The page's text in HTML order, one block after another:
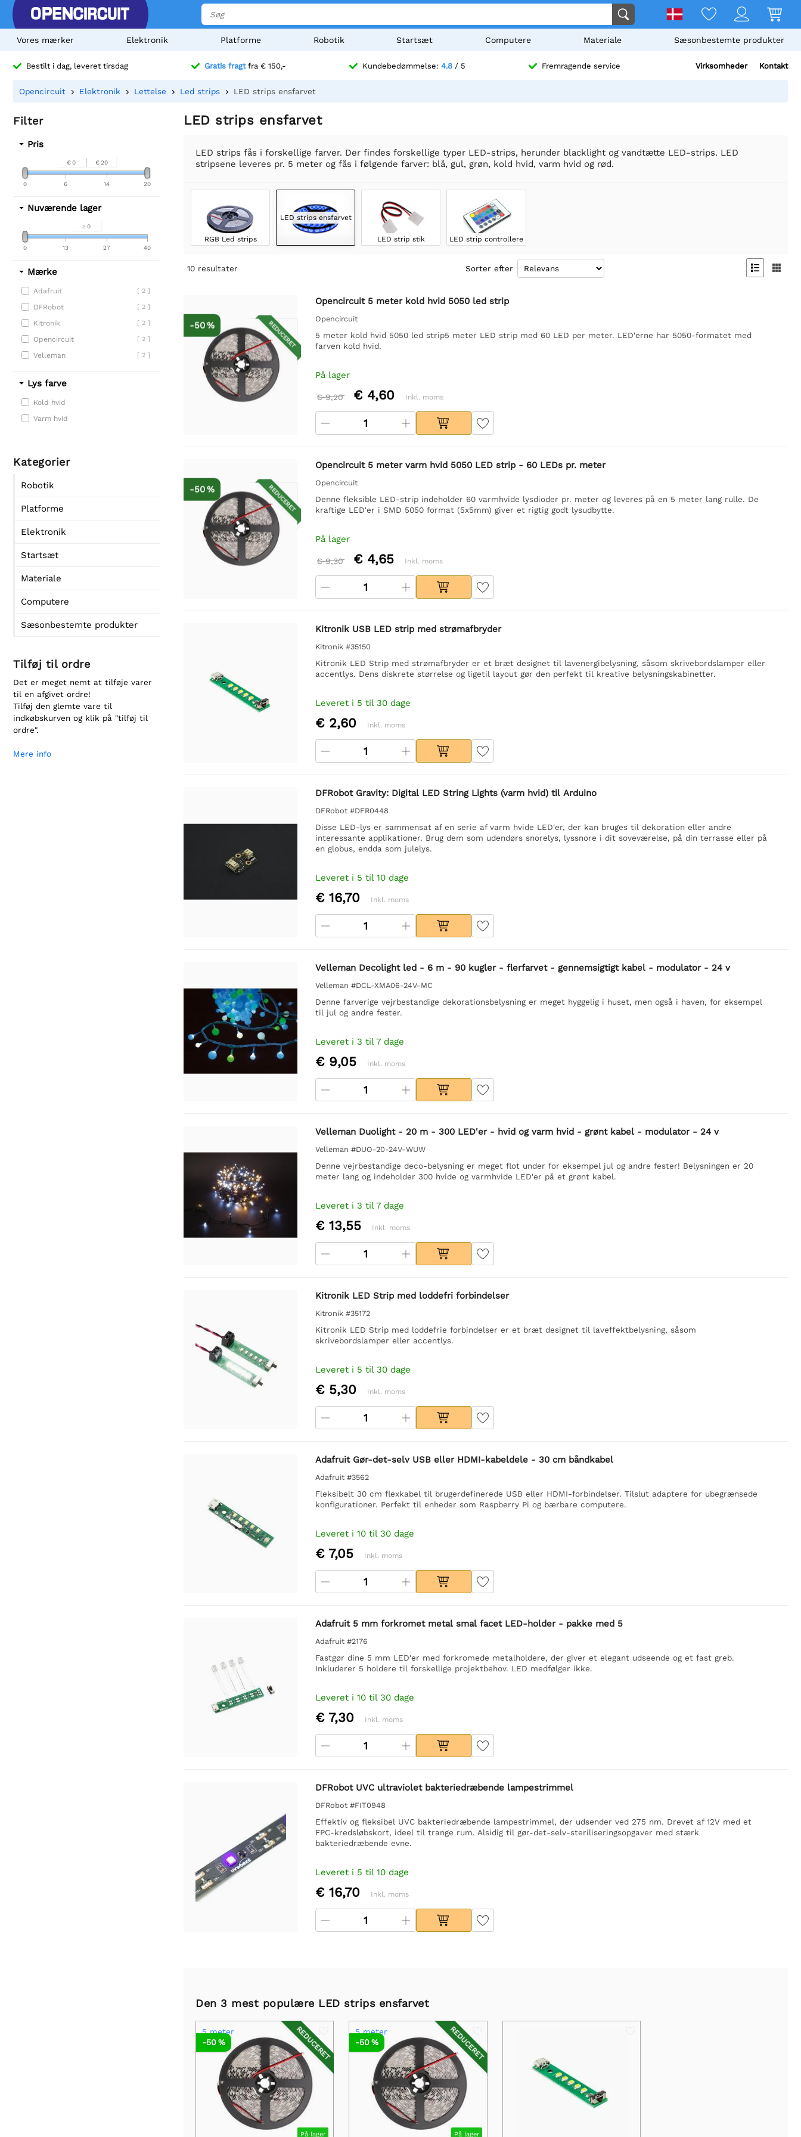
Vores mærker Elektronik Platforme Robotik Startsæt Computere Materiale Sæsonbestemte produkter
Bestilt i dag, leveret tirsdag Gratis fragtfra € 150,- Kundebedømmelse: 4.8 / 5 Fremragende service Virksomheder Kontakt
Opencircuit Elektronik Lettelse Led strips LED strips ensfarvet
Filter
Pris
€ 0 € 20
0 20
6 14
Nuværende lager
≥ 0
0 40
13 27
Mærke
Adafruit [ 2 ]
DFRobot [ 2 ]
Kitronik [ 2 ]
Opencircuit [ 2 ]
Velleman [ 2 ]
Lys farve
Kold hvid
Varm hvid
Kategorier
Robotik
Platforme
Elektronik
Startsæt
Materiale
Computere
Sæsonbestemte produkter
Tilføj til ordre
Det er meget nemt at tilføje varer
til en afgivet ordre!
Tilføj den glemte vare til
indkøbskurven og klik på "tilføj til
ordre".
Mere info
LED strips ensfarvet
LED strips fås i forskellige farver. Der findes forskellige typer LED-strips, herunder blacklight og vandtætte LED-strips. LED
stripsene leveres pr. 5 meter og fås i følgende farver: blå, gul, grøn, kold hvid, varm hvid og rød.
RGB Led strips
LED strips ensfarvet
LED strip stik LED strip controllere
10 resultater Sorter efter  
REDUCERET
-50 %
Opencircuit 5 meter kold hvid 5050 led strip
Opencircuit
5 meter kold hvid 5050 led strip5 meter LED strip med 60 LED per meter. LED'erne har 5050-formatet med
farven kold hvid.
På lager
€ 9,20 € 4,60 Inkl. moms
REDUCERET
-50 %
Opencircuit 5 meter varm hvid 5050 LED strip - 60 LEDs pr. meter
Opencircuit
Denne fleksible LED-strip indeholder 60 varmhvide lysdioder pr. meter og leveres på en 5 meter lang rulle. De
kraftige LED'er i SMD 5050 format (5x5mm) giver et rigtig godt lysudbytte.
På lager
€ 9,30 € 4,65 Inkl. moms
Kitronik USB LED strip med strømafbryder
Kitronik #35150
Kitronik LED Strip med strømafbryder er et bræt designet til lavenergibelysning, såsom skrivebordslamper eller
accentlys. Dens diskrete størrelse og ligetil layout gør den perfekt til kreative belysningskabinetter.
Leveret i 5 til 30 dage
€ 2,60 Inkl. moms
DFRobot Gravity: Digital LED String Lights (varm hvid) til Arduino
DFRobot #DFR0448
Disse LED-lys er sammensat af en serie af varm hvide LED'er, der kan bruges til dekoration eller andre
interessante applikationer. Brug dem som udendørs snorelys, lyssnore i dit soveværelse, på din terrasse eller på
en globus, endda som julelys.
Leveret i 5 til 10 dage
€ 16,70 Inkl. moms
Velleman Decolight led - 6 m - 90 kugler - flerfarvet - gennemsigtigt kabel - modulator - 24 v
Velleman #DCL-XMA06-24V-MC
Denne farverige vejrbestandige dekorationsbelysning er meget hyggelig i huset, men også i haven, for eksempel
til jul og andre fester.
Leveret i 3 til 7 dage
€ 9,05 Inkl. moms
Velleman Duolight - 20 m - 300 LED'er - hvid og varm hvid - grønt kabel - modulator - 24 v
Velleman #DUO-20-24V-WUW
Denne vejrbestandige deco-belysning er meget flot under for eksempel jul og andre fester! Belysningen er 20
meter lang og indeholder 300 hvide og varmhvide LED'er på et grønt kabel.
Leveret i 3 til 7 dage
€ 13,55 Inkl. moms
Kitronik LED Strip med loddefri forbindelser
Kitronik #35172
Kitronik LED Strip med loddefrie forbindelser er et bræt designet til laveffektbelysning, såsom
skrivebordslamper eller accentlys.
Leveret i 5 til 30 dage
€ 5,30 Inkl. moms
Adafruit Gør-det-selv USB eller HDMI-kabeldele - 30 cm båndkabel
Adafruit #3562
Fleksibelt 30 cm flexkabel til brugerdefinerede USB eller HDMI-forbindelser. Tilslut adaptere for ubegrænsede
konfigurationer. Perfekt til enheder som Raspberry Pi og bærbare computere.
Leveret i 10 til 30 dage
€ 7,05 Inkl. moms
Adafruit 5 mm forkromet metal smal facet LED-holder - pakke med 5
Adafruit #2176
Fastgør dine 5 mm LED'er med forkromede metalholdere, der giver et elegant udseende og et fast greb.
Inkluderer 5 holdere til forskellige projektbehov. LED medfølger ikke.
Leveret i 10 til 30 dage
€ 7,30 Inkl. moms
DFRobot UVC ultraviolet bakteriedræbende lampestrimmel
DFRobot #FIT0948
Effektiv og fleksibel UVC bakteriedræbende lampestrimmel, der udsender ved 275 nm. Drevet af 12V med et
FPC-kredsløbskort, ideel til trange rum. Alsidig til gør-det-selv-steriliseringsopgaver med stærk
bakteriedræbende evne.
Leveret i 5 til 10 dage
€ 16,70 Inkl. moms
Den 3 mest populære LED strips ensfarvet
REDUCERET
5 meter
På lager
-50 % REDUCERET
5 meter
På lager
-50 %